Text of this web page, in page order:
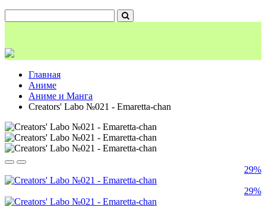
Главная
Аниме
Аниме и Манга
Creators' Labo №021 - Emaretta-chan
29%
29%